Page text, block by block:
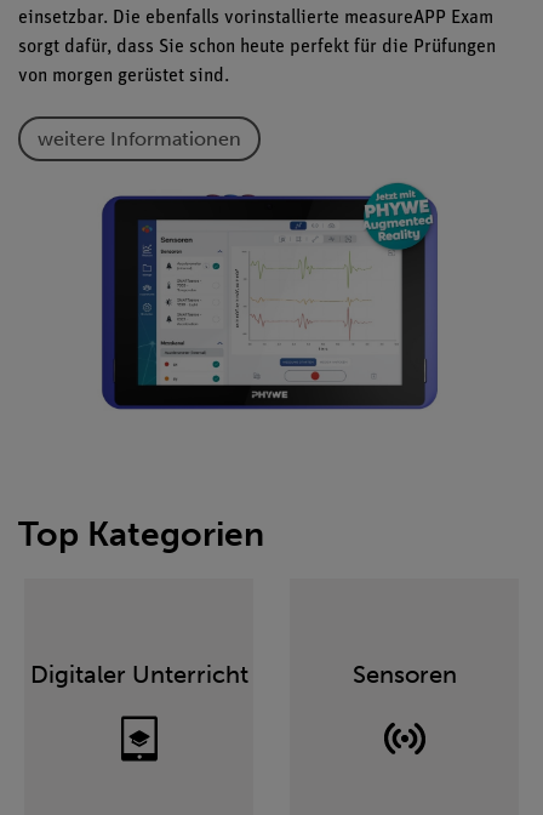
einsetzbar. Die ebenfalls vorinstallierte measureAPP Exam
sorgt dafür, dass Sie schon heute perfekt für die Prüfungen
von morgen gerüstet sind.
weitere Informationen
Top Kategorien
Digitaler Unterricht Sensoren